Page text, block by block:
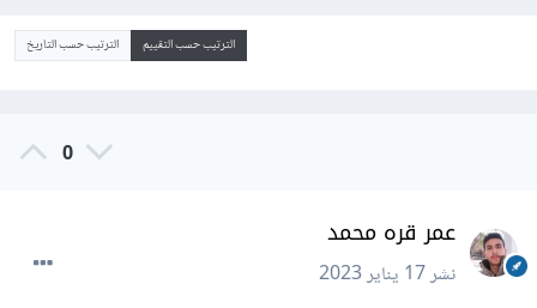
الترتيب حسب التقييم الترتيب حسب التاريخ
0
عمر قره محمد
نشر17 يناير 2023